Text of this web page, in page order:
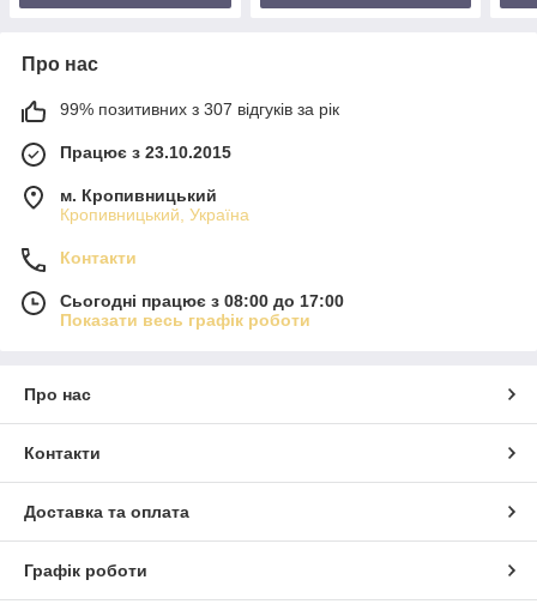
Про нас
99% позитивних з 307 відгуків за рік
Працює з 23.10.2015
м. Кропивницький
Кропивницький, Україна
Контакти
Сьогодні працює з 08:00 до 17:00
Показати весь графік роботи
Про нас
Контакти
Доставка та оплата
Графік роботи